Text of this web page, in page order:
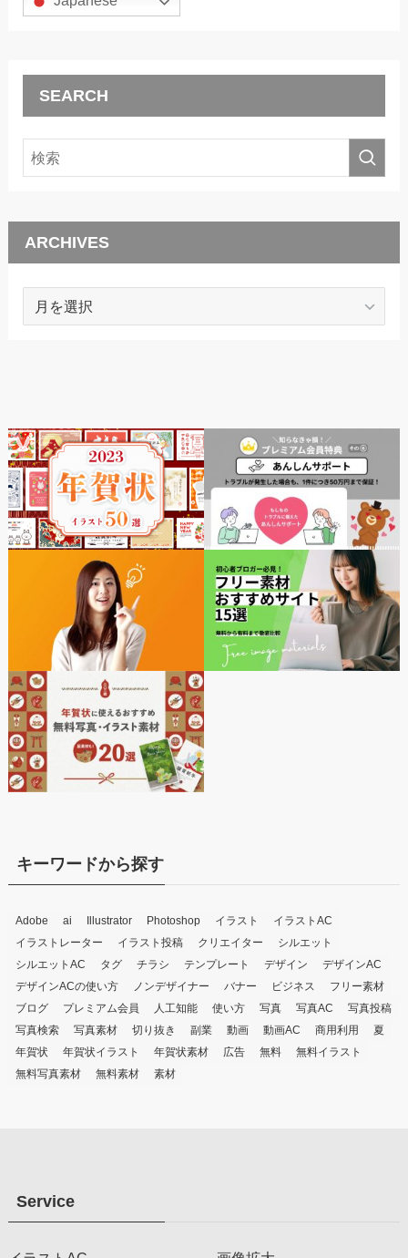
SEARCH
ARCHIVES
ARCHIVES
キーワードから探す
Adobe ai Illustrator Photoshop イラスト
イラストAC
イラストレーター
イラスト投稿 クリエイター
シルエット
シルエットAC
タグ チラシ テンプレート デザイン
デザインAC
デザインACの使い方
ノンデザイナー バナー ビジネス
フリー素材
ブログ
プレミアム会員 人工知能 使い方 写真 写真AC
写真投稿
写真検索
写真素材 切り抜き 副業 動画 動画AC 商用利用
夏
年賀状
年賀状イラスト 年賀状素材 広告 無料
無料イラスト
無料写真素材
無料素材 素材
Service